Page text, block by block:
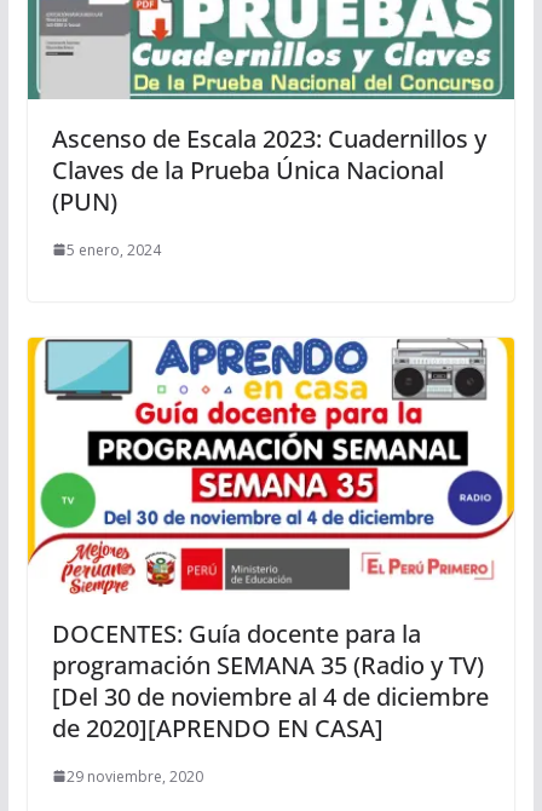
Ascenso de Escala 2023: Cuadernillos y
Claves de la Prueba Única Nacional
(PUN)
5 enero, 2024
DOCENTES: Guía docente para la
programación SEMANA 35 (Radio y TV)
[Del 30 de noviembre al 4 de diciembre
de 2020][APRENDO EN CASA]
29 noviembre, 2020